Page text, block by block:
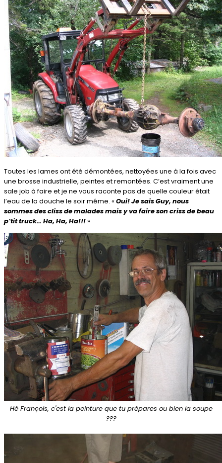
Toutes les lames ont été démontées, nettoyées une à la fois avec
une brosse industrielle, peintes et remontées. C’est vraiment une
sale job à faire et je ne vous raconte pas de quelle couleur était
l’eau de la douche le soir même. « Oui! Je sais Guy, nous
sommes des cliss de malades mais y va faire son criss de beau
p’tit truck… Ha, Ha, Ha!!! »
Hé François, c'est la peinture que tu prépares ou bien la soupe
???